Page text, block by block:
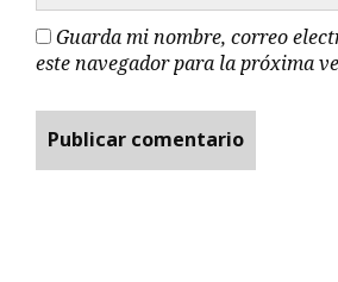
Guarda mi nombre, correo
este navegador para la próxima